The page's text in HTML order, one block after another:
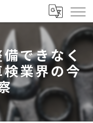
できなく
業界の今